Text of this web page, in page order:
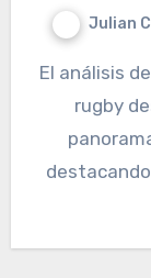
Julian
El análisis de las posiciones de los jugadores de
rugby